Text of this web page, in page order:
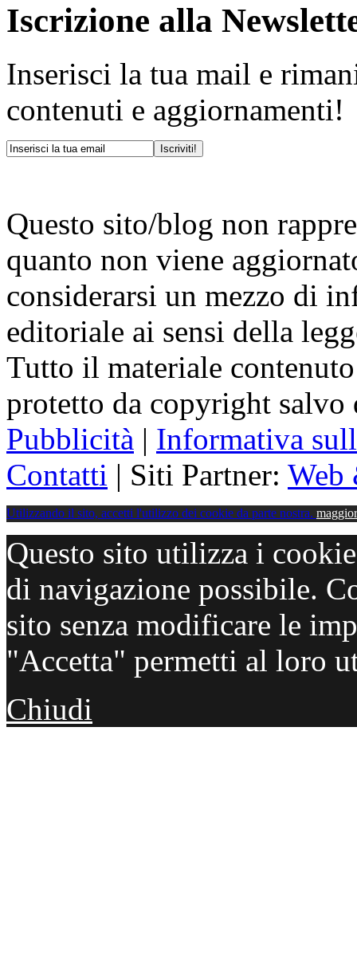
Iscrizione alla
Inserisci la tua mail e
contenuti e aggiornamenti!
Questo sito/blog non
quanto non viene
considerarsi un mezzo di
editoriale ai sensi della
Tutto il materiale
protetto da copyright salvo
Pubblicità | Informativa
Contatti | Siti Partner: Web
Utilizzando il sito, accetti l'utilizzo dei cookie da parte nostra.
Questo sito utilizza i
di navigazione possibile.
sito senza modificare le
"Accetta" permetti al loro
Chiudi